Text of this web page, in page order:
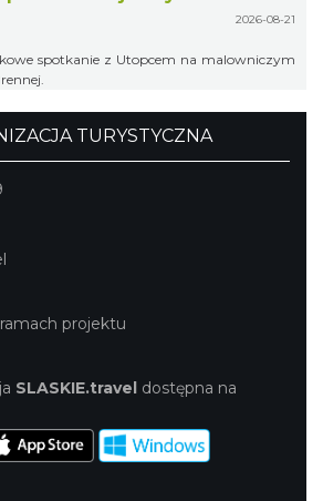
2026-08-21
spotkanie z Utopcem na malowniczym
TURYSTYCZNA
projektu
SLASKIE.travel dostępna na